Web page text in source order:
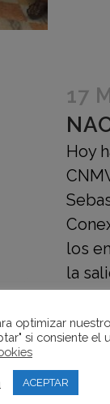
17
Hoy
los
la
optimizar
si consiente el
ACEPTAR